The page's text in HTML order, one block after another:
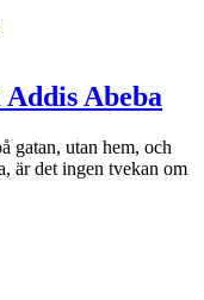
Abeba
gatan, utan hem, och
är det ingen tvekan om